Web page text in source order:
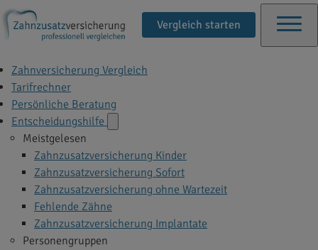
Vergleich starten
Zahnversicherung Vergleich
Tarifrechner
Persönliche Beratung
Entscheidungshilfe
Meistgelesen
Zahnzusatzversicherung Kinder
Zahnzusatzversicherung Sofort
Zahnzusatzversicherung ohne Wartezeit
Fehlende Zähne
Zahnzusatzversicherung Implantate
Personengruppen